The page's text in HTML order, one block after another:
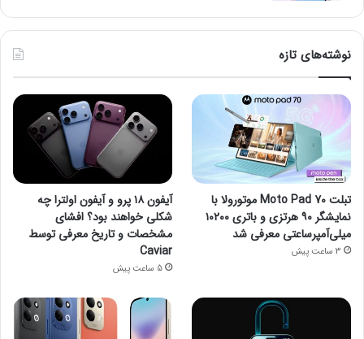
نوشته‌های تازه
تبلت Moto Pad 70 موتورولا با
نمایشگر ۹۰ هرتزی و باتری ۱۰۲۰۰
میلی‌آمپرساعتی معرفی شد
3 ساعت پیش
آیفون ۱۸ پرو و آیفون اولترا چه
شکلی خواهند بود؟ افشای
مشخصات و تاریخ معرفی توسط
Caviar
5 ساعت پیش